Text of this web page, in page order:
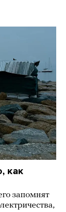
как
запомнят